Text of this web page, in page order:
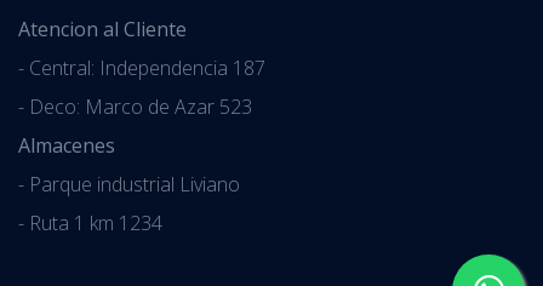
Atencion al Cliente
- Central: Independencia 187
- Deco: Marco de Azar 523
Almacenes
- Parque industrial Liviano
- Ruta 1 km 1234